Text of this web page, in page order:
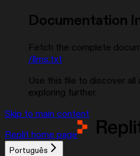
Documentation
Fetch the complete
/llms.txt
Use this file to discover all
exploring further.
Skip to main content
Replit home page
Português